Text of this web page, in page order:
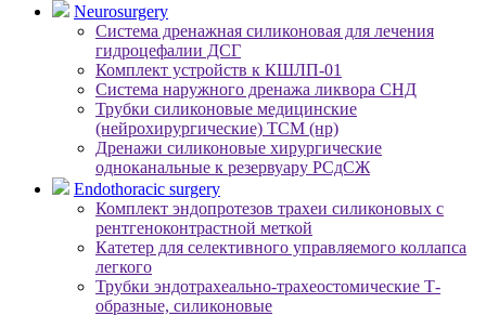
Neurosurgery
Система дренажная силиконовая для лечения
гидроцефалии ДСГ
Комплект устройств к КШЛП-01
Система наружного дренажа ликвора СНД
Трубки силиконовые медицинские
(нейрохирургические) ТСМ (нр)
Дренажи силиконовые хирургические
одноканальные к резервуару РСдСЖ
Endothoracic surgery
Комплект эндопротезов трахеи силиконовых с
рентгеноконтрастной меткой
Катетер для селективного управляемого коллапса
легкого
Трубки эндотрахеально-трахеостомические Т-
образные, силиконовые